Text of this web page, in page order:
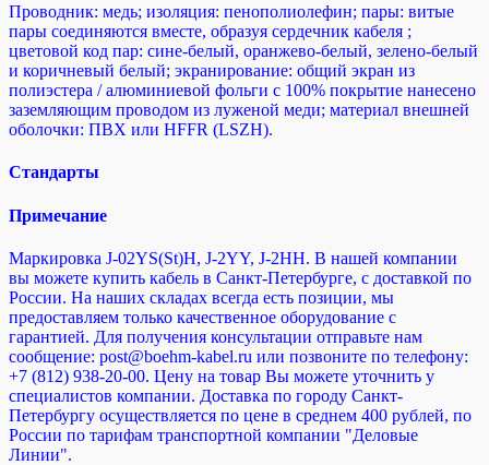
Проводник: медь; изоляция: пенополиолефин; пары: витые
пары соединяются вместе, образуя сердечник кабеля ;
цветовой код пар: сине-белый, оранжево-белый, зелено-белый
и коричневый белый; экранирование: общий экран из
полиэстера / алюминиевой фольги с 100% покрытие нанесено
заземляющим проводом из луженой меди; материал внешней
оболочки: ПВХ или HFFR (LSZH).
Стандарты
Примечание
Маркировка J-02YS(St)H, J-2YY, J-2HH. В нашей компании
вы можете купить кабель в Санкт-Петербурге, с доставкой по
России. На наших складах всегда есть позиции, мы
предоставляем только качественное оборудование с
гарантией. Для получения консультации отправьте нам
сообщение: post@boehm-kabel.ru или позвоните по телефону:
+7 (812) 938-20-00. Цену на товар Вы можете уточнить у
специалистов компании. Доставка по городу Санкт-
Петербургу осуществляется по цене в среднем 400 рублей, по
России по тарифам транспортной компании "Деловые
Линии".